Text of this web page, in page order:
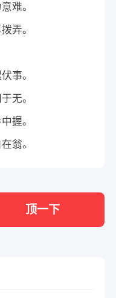
难。
弄。
事。
无。
握。
翁。
顶一下